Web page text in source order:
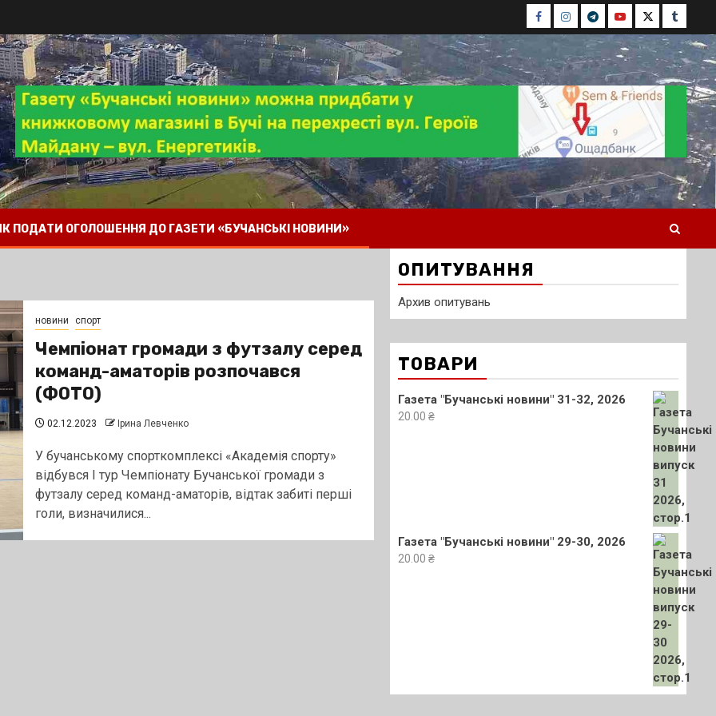
Facebook
Instagram
TelegramYoutubeTwitterTumblr
ПОДАТИ ОГОЛОШЕННЯ ДО ГАЗЕТИ «БУЧАНСЬКІ НОВИНИ»
новини спорт
Чемпіонат громади з футзалу серед
команд-аматорів розпочався
(ФОТО)
02.12.2023 Ірина Левченко
У бучанському спорткомплексі «Академія спорту»
відбувся І тур Чемпіонату Бучанської громади з
футзалу серед команд-аматорів, відтак забиті перші
голи, визначилися...
ОПИТУВАННЯ
Архив опитувань
ТОВАРИ
Газета "Бучанські новини" 31-32, 2026
20.00 ₴
Газета "Бучанські новини" 29-30, 2026
20.00 ₴